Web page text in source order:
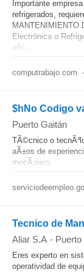
Importante
refrigerados,
MANTENIMIENTO
Electrónica o
año...
computrabajo.com -
$hNo Codigo
Puerto Gaitán
TÃ©cnico o
aÃ±os de
mecÃ¡nico.
Tecnico de
Aliar S.A - Puerto
Eres experto en
operatividad de